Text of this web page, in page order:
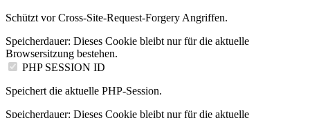
Schützt vor Cross-Site-Request-Forgery Angriffen.
Speicherdauer: Dieses Cookie bleibt nur für die aktuelle
Browsersitzung bestehen.
PHP SESSION ID
Speichert die aktuelle PHP-Session.
Speicherdauer: Dieses Cookie bleibt nur für die aktuelle